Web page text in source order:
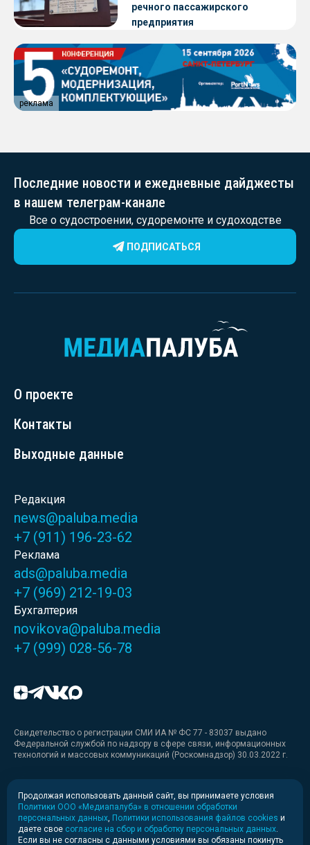
речного пассажирского
предприятия
реклама
Последние новости и ежедневные дайджесты
в нашем телеграм-канале
Все о судостроении, судоремонте и судоходстве
ПОДПИСАТЬСЯ
О проекте
Контакты
Выходные данные
Редакция
news@paluba.media
+7 (911) 196-23-62
Реклама
ads@paluba.media
+7 (969) 212-19-03
Бухгалтерия
novikova@paluba.media
+7 (999) 028-56-78
Свидетельство о регистрации СМИ ИА № ФС 77 - 83037 выдано
Федеральной службой по надзору в сфере связи, информационных
технологий и массовых коммуникаций (Роскомнадзор) 30.03.2022 г.
Медиакит
Медиакит для печати
Продолжая использовать данный сайт, вы принимаете условия
Политики ООО «Медиапалуба» в отношении обработки
персональных данных Политики использования файлов cookies и
даете свое согласие на сбор и обработку персональных данных
Если вы не согласны с данными условиями вы обязаны покинуть